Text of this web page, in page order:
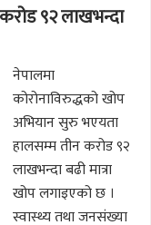
९२ लाखभन्दा
नेपालमा
कोरोनाविरुद्धको खोप
अभियान सुरु भएयता
हालसम्म तीन करोड ९२
लाखभन्दा बढी मात्रा
खोप लगाइएको छ ।
स्वास्थ्य तथा जनसंख्या